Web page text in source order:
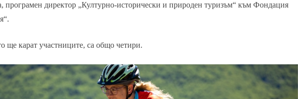
програмен директор „Културно-исторически и природен туризъм“ към Фондация
ще карат участниците, са общо четири.